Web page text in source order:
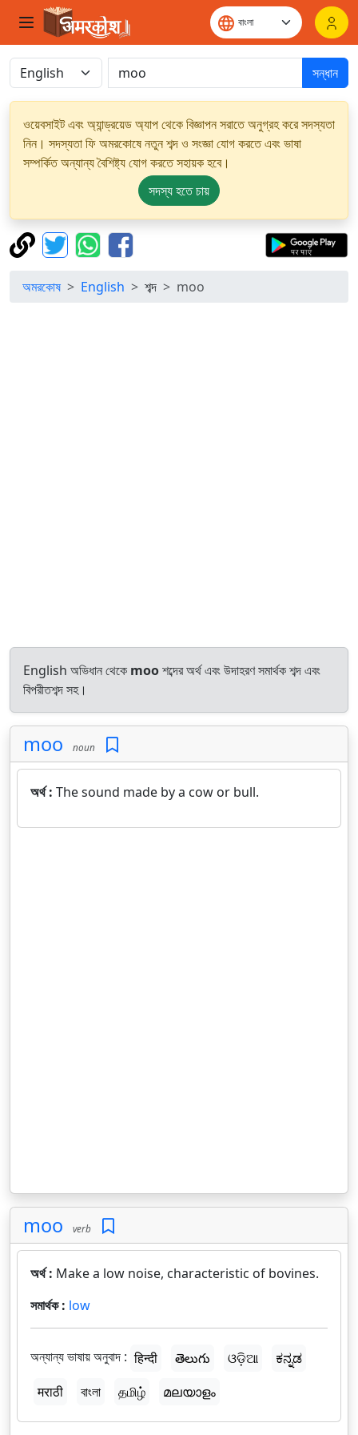
সন্ধান
ওয়েবসাইট এবং অ্যান্ড্রয়েড অ্যাপ থেকে বিজ্ঞাপন সরাতে অনুগ্রহ করে সদস্যতা
নিন। সদস্যতা ফি অমরকোষে নতুন শব্দ ও সংজ্ঞা যোগ করতে এবং ভাষা
সম্পর্কিত অন্যান্য বৈশিষ্ট্য যোগ করতে সহায়ক হবে।
সদস্য হতে চায়
অমরকোষ English শব্দ moo
English অভিধান থেকে mooশব্দের অর্থ এবং উদাহরণ সমার্থক শব্দ এবং
বিপরীতশব্দ সহ।
moo noun
অর্থ : The sound made by a cow or bull.
moo verb
অর্থ : Make a low noise, characteristic of bovines.
সমার্থক : low
অন্যান্য ভাষায় অনুবাদ : हिन्दी తెలుగు ଓଡ଼ିଆ
ಕನ್ನಡ
मराठी
বাংলা தமிழ் മലയാളം